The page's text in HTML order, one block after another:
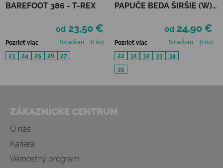
BAREFOOT 386 - T-REX
od 23,50 €
Pozrieť viac Skladom
(1 ks)
23
24 25 26 27
PAPUČE BEDA ŠIRŠIE (W)
od 24,90 €
Pozrieť viac Skladom
(1 ks)
22
31 32 33
34
35
ZÁKAZNÍCKE CENTRUM
O nás
Kariéra
Vernostný program